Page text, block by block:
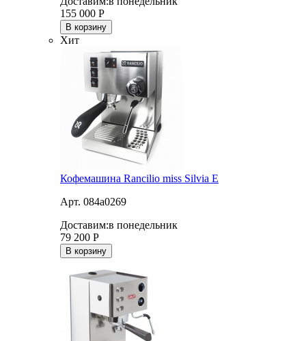
155 000 Р
В корзину
Хит
Кофемашина Rancilio miss Silvia E
Арт. 084a0269
Доставим:в понедельник
79 200 Р
В корзину